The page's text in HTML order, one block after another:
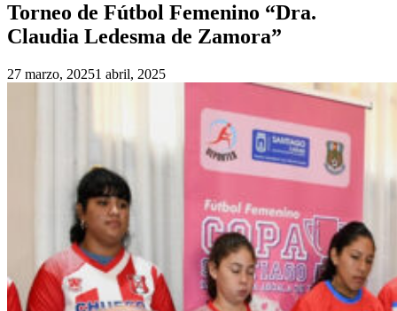
Torneo de Fútbol Femenino “Dra.
Claudia Ledesma de Zamora”
27 marzo, 20251 abril, 2025